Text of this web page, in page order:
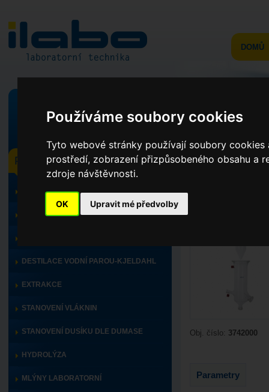
Používáme soubory cookies
Tyto webové stránky používají soubory
prostředí, zobrazení přizpůsobeného obsahu a
zdroje návštěvnosti.
OK Upravit mé předvolby
DOMŮ
PRODUKTY
TOPNÝ PROGRAM, CHLAZENÍ
TITRÁTORY
DESTILACE VODNÍ PAROU-KJELDAHL
EXTRAKCE
STANOVENÍ VLÁKNIN
STANOVENÍ DUSÍKU DLE DUMASE
HYDROLÝZA
MLÝNY LABORATORNÍ
Obj. číslo: 3742000
Parametry